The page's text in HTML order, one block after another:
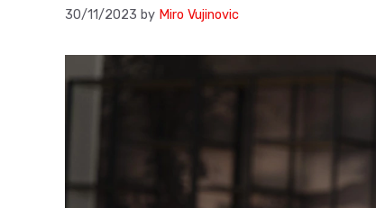
30/11/2023 by Miro Vujinovic